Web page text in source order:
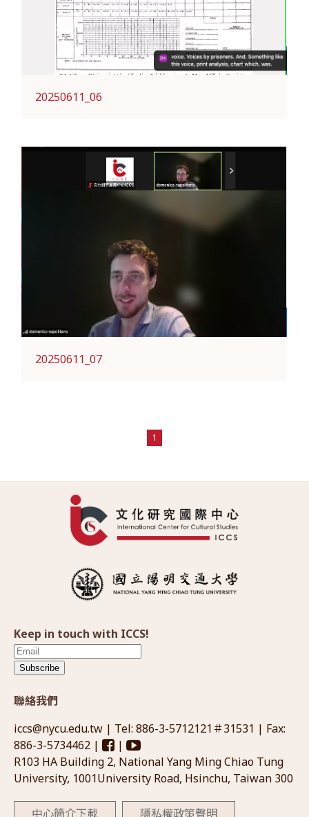
20250611_06
20250611_07
1
Keep in touch with ICCS!
Subscribe
聯絡我們
iccs@nycu.edu.tw | Tel: 886-3-5712121＃31531 | Fax:
886-3-5734462 |
|
R103 HA Building 2, National Yang Ming Chiao Tung
University, 1001University Road, Hsinchu, Taiwan 300
中心簡介下載 隱私權政策聲明